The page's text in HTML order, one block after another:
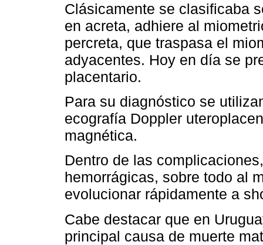
Clásicamente se clasificaba
en acreta, adhiere al
percreta, que traspasa el
adyacentes. Hoy en día se
placentario.
Para su diagnóstico se
ecografía Doppler
magnética.
Dentro de las
hemorrágicas, sobre todo al
evolucionar rápidamente a
Cabe destacar que en
principal causa de muerte